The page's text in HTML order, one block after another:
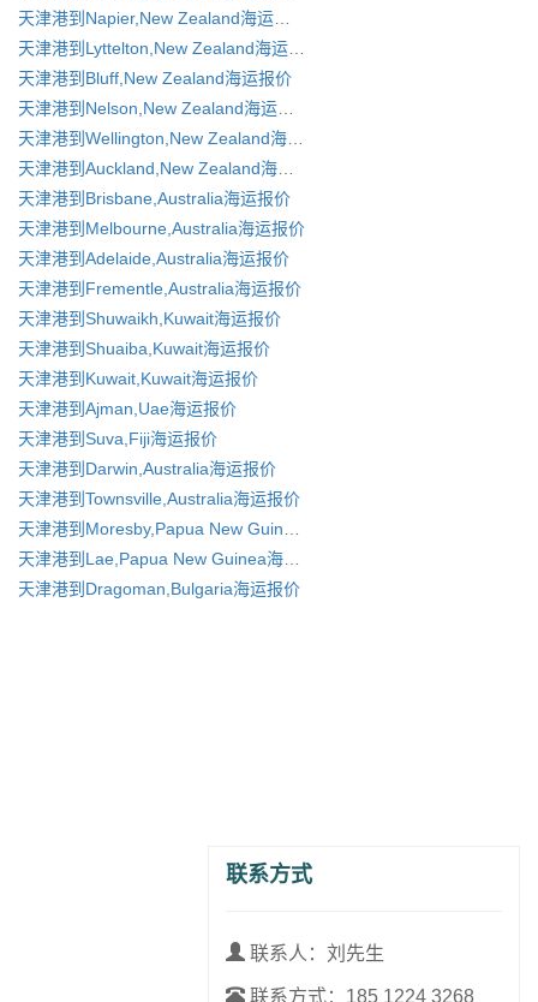
天津港到Bluff,New Zealand海运报价
天津港到Brisbane,Australia海运报价
天津港到Melbourne,Australia海运报价
天津港到Adelaide,Australia海运报价
天津港到Frementle,Australia海运报价
天津港到Shuwaikh,Kuwait海运报价
天津港到Shuaiba,Kuwait海运报价
天津港到Kuwait,Kuwait海运报价
天津港到Ajman,Uae海运报价
天津港到Suva,Fiji海运报价
天津港到Darwin,Australia海运报价
天津港到Townsville,Australia海运报价
天津港到Dragoman,Bulgaria海运报价
联系方式
联系人：刘先生
联系方式： 185 1224 3268